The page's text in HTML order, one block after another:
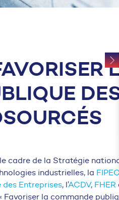
cadre de la Stratégie
industrielles, la FIPEC
Entreprises, l’ACDV, FHER
Favoriser la commande